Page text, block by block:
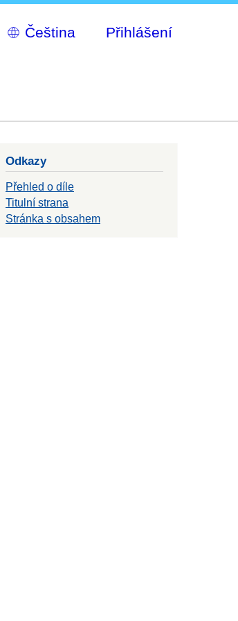
Select
your
Přihlášení
Odkazy
Přehled o díle
Titulní strana
Stránka s obsahem